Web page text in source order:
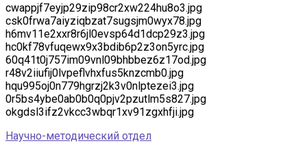
cwappjf7eyjp29zip98cr2xw224hu8o3.jpg
csk0frwa7aiyziqbzat7sugsjm0wyx78.jpg
h6mv11e2xxr8r6jl0evsp64d1dcp29z3.jpg
hc0kf78vfuqewx9x3bdib6p2z3on5yrc.jpg
60q41t0j757im09vnl09bhbbez6z17od.jpg
r48v2iiufij0lvpeflvhxfus5knzcmb0.jpg
hqu995oj0n779hgrzj2k3v0nlptezei3.jpg
0r5bs4ybe0ab0b0q0pjv2pzutlm5s827.jpg
okgdsl3ifz2vkcc3wbqr1xv91zgxhfji.jpg
Научно-методический отдел